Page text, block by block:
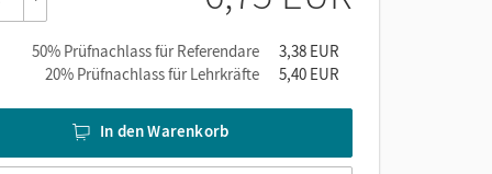
50% Prüfnachlass für Referendare
3,38 EUR
20% Prüfnachlass für Lehrkräfte
5,40 EUR
In den Warenkorb